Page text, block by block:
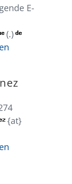
E-
(.)
{at}